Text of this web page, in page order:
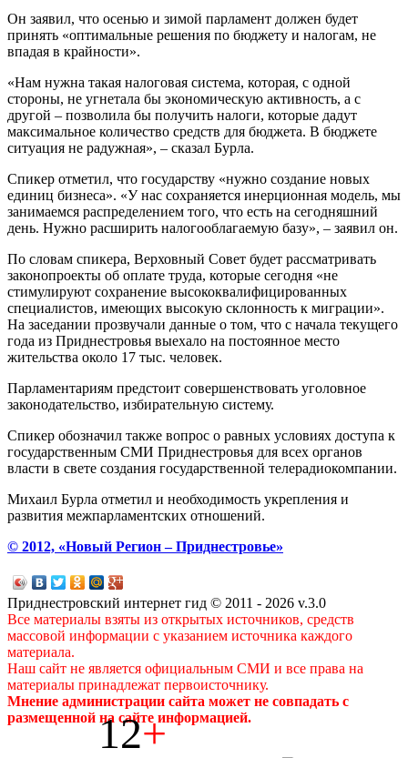
Он заявил, что осенью и зимой парламент должен будет
принять «оптимальные решения по бюджету и налогам, не
впадая в крайности».
«Нам нужна такая налоговая система, которая, с одной
стороны, не угнетала бы экономическую активность, а с
другой – позволила бы получить налоги, которые дадут
максимальное количество средств для бюджета. В бюджете
ситуация не радужная», – сказал Бурла.
Спикер отметил, что государству «нужно создание новых
единиц бизнеса». «У нас сохраняется инерционная модель, мы
занимаемся распределением того, что есть на сегодняшний
день. Нужно расширить налогооблагаемую базу», – заявил он.
По словам спикера, Верховный Совет будет рассматривать
законопроекты об оплате труда, которые сегодня «не
стимулируют сохранение высококвалифицированных
специалистов, имеющих высокую склонность к миграции».
На заседании прозвучали данные о том, что с начала текущего
года из Приднестровья выехало на постоянное место
жительства около 17 тыс. человек.
Парламентариям предстоит совершенствовать уголовное
законодательство, избирательную систему.
Спикер обозначил также вопрос о равных условиях доступа к
государственным СМИ Приднестровья для всех органов
власти в свете создания государственной телерадиокомпании.
Михаил Бурла отметил и необходимость укрепления и
развития межпарламентских отношений.
© 2012, «Новый Регион – Приднестровье»
Приднестровский интернет гид © 2011 - 2026 v.3.0
Все материалы взяты из открытых источников, средств
массовой информации с указанием источника каждого
материала.
Наш сайт не является официальным СМИ и все права на
материалы принадлежат первоисточнику.
Мнение администрации сайта может не совпадать с
размещенной на сайте информацией.
12+